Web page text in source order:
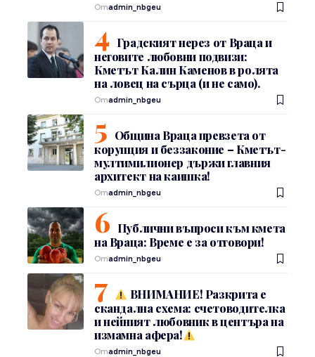
Отadmin_nbgeu
Градският нерез от Враца и
неговите любовни подвизи:
Кметът Калин Каменов в ролята
на ловец на сърца (и не само).
Отadmin_nbgeu
Община Враца превзета от
корупция и беззаконие – Кметът-
мултимилионер държи главния
архитект на каишка!
Отadmin_nbgeu
Публични въпроси към кмета
на Враца: Време е за отговори!
Отadmin_nbgeu
ВНИМАНИЕ! Разкрита е
скандална схема: счетоводителка
и нейният любовник в центъра на
измамна афера!
Отadmin_nbgeu